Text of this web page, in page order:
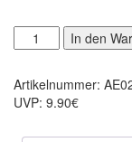
Baby
Alpaca
Brushed
Menge
In den
Artikelnummer:
UVP: 9.90€